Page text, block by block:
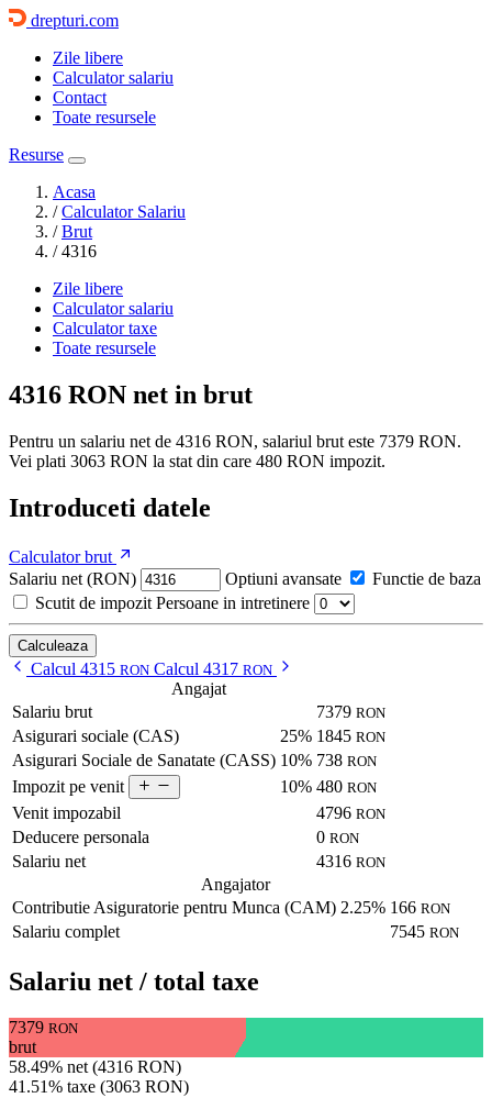
drepturi.com
Zile libere
Calculator salariu
Contact
Toate resursele
Resurse
Acasa
/ Calculator Salariu
/ Brut
/ 4316
Zile libere
Calculator salariu
Calculator taxe
Toate resursele
4316 RON net in brut
Pentru un salariu net de 4316 RON, salariul brut este 7379 RON.
Vei plati 3063 RON la stat din care 480 RON impozit.
Introduceti datele
Calculator brut
Salariu net (RON)
Optiuni avansate
Functie de baza
Scutit de impozit Persoane in intretinere
Calculeaza
Calcul 4315 RON Calcul 4317 RON
Angajat
Salariu brut
7379 RON
Asigurari sociale (CAS) 25% 1845 RON
Asigurari Sociale de Sanatate (CASS) 10% 738 RON
Impozit pe venit 10% 480 RON
Venit impozabil 4796 RON
Deducere personala 0 RON
Salariu net 4316 RON
Angajator
Contributie Asiguratorie pentru Munca (CAM) 2.25% 166 RON
Salariu complet 7545 RON
Salariu net / total taxe
7379 RON
brut
58.49% net (4316 RON)
41.51% taxe (3063 RON)